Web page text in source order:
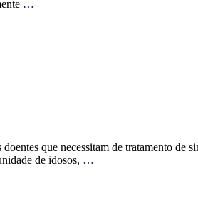
…
que necessitam de tratamento de
de idosos, …